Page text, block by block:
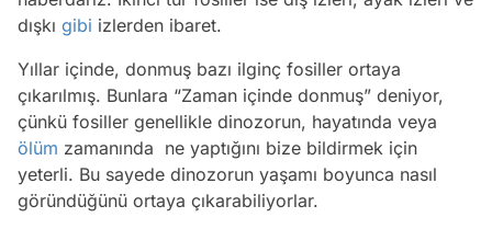
dışkı gibi izlerden ibaret.
Yıllar içinde, donmuş bazı ilginç fosiller ortaya
çıkarılmış. Bunlara “Zaman içinde donmuş” deniyor,
çünkü fosiller genellikle dinozorun, hayatında veya
ölüm zamanında ne yaptığını bize bildirmek için
yeterli. Bu sayede dinozorun yaşamı boyunca nasıl
göründüğünü ortaya çıkarabiliyorlar.